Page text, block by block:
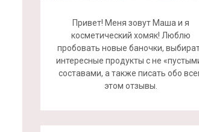
Привет! Меня зовут Маша и я
косметический хомяк! Люблю
пробовать новые баночки,
интересные продукты с не
составами, а также писать обо
этом отзывы.